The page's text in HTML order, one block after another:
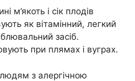
м’якоть і сік плодів
як вітамінний, легкий
засіб.
при плямах і вуграх.
людям з алергічною